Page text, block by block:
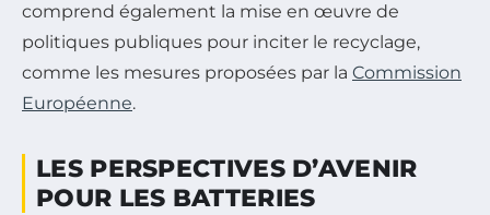
comprend également la mise en œuvre de
politiques publiques pour inciter le recyclage,
comme les mesures proposées par la Commission
Européenne.
LES PERSPECTIVES D’AVENIR
POUR LES BATTERIES